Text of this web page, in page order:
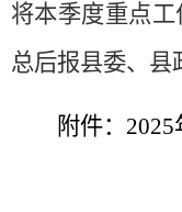
将本季度重点工
总后报县委、县
附件： 2025